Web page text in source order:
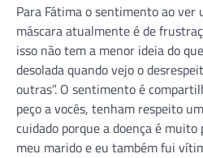
Para Fátima o sentimento ao ver
máscara atualmente é de
isso não tem a menor ideia do
desolada quando vejo o
outras”. O sentimento é
peço a vocês, tenham respeito
cuidado porque a doença é muito
meu marido e eu também fui